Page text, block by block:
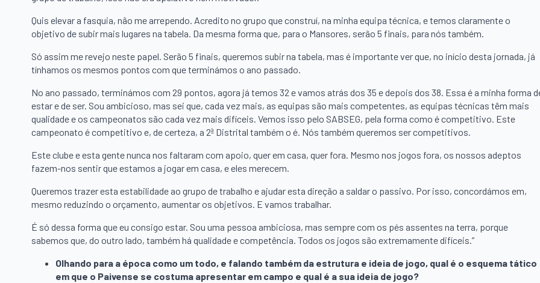
Quis elevar a fasquia, não me arrependo. Acredito no grupo que construí, na minha equipa técnica, e temos claramente o
objetivo de subir mais lugares na tabela. Da mesma forma que, para o Mansores, serão 5 finais, para nós também.
Só assim me revejo neste papel. Serão 5 finais, queremos subir na tabela, mas é importante ver que, no início desta jornada, já
tínhamos os mesmos pontos com que terminámos o ano passado.
No ano passado, terminámos com 29 pontos, agora já temos 32 e vamos atrás dos 35 e depois dos 38. Essa é a minha forma
estar e de ser. Sou ambicioso, mas sei que, cada vez mais, as equipas são mais competentes, as equipas técnicas têm mais
qualidade e os campeonatos são cada vez mais difíceis. Vemos isso pelo SABSEG, pela forma como é competitivo. Este
campeonato é competitivo e, de certeza, a 2ª Distrital também o é. Nós também queremos ser competitivos.
Este clube e esta gente nunca nos faltaram com apoio, quer em casa, quer fora. Mesmo nos jogos fora, os nossos adeptos
fazem-nos sentir que estamos a jogar em casa, e eles merecem.
Queremos trazer esta estabilidade ao grupo de trabalho e ajudar esta direção a saldar o passivo. Por isso, concordámos em,
mesmo reduzindo o orçamento, aumentar os objetivos. E vamos trabalhar.
É só dessa forma que eu consigo estar. Sou uma pessoa ambiciosa, mas sempre com os pés assentes na terra, porque
sabemos que, do outro lado, também há qualidade e competência. Todos os jogos são extremamente difíceis.”
Olhando para a época como um todo, e falando também da estrutura e ideia de jogo, qual é o esquema tático
em que o Paivense se costuma apresentar em campo e qual é a sua ideia de jogo?